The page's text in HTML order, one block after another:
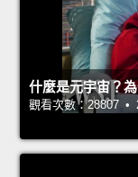
什麼是元宇宙？
觀看次數：28807 •